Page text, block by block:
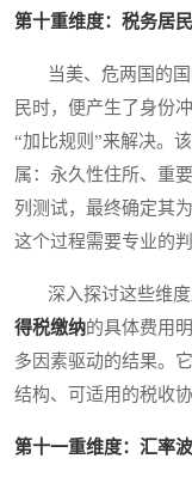
第十重维度：税务居
当美、危两国的国
民时，便产生了身份
“加比规则”来解决。
属：永久性住所、重
列测试，最终确定其
这个过程需要专业的
深入探讨这些维度
得税缴纳的具体费用
多因素驱动的结果。
结构、可适用的税收
第十一重维度：汇率